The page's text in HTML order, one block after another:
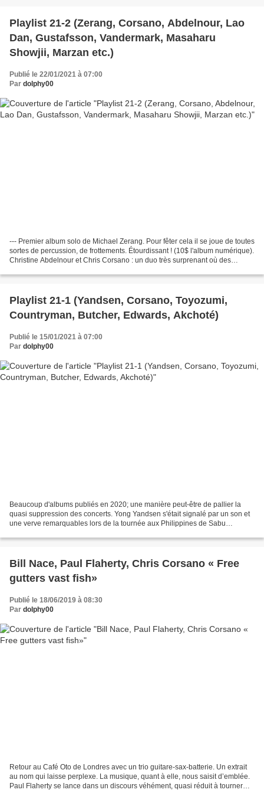
Playlist 21-2 (Zerang, Corsano, Abdelnour, Lao
Dan, Gustafsson, Vandermark, Masaharu
Showjii, Marzan etc.)
Publié le 22/01/2021 à 07:00
Par dolphy00
--- Premier album solo de Michael Zerang. Pour fêter cela il se joue de toutes
sortes de percussion, de frottements. Étourdissant ! (10$ l'album numérique).
Christine Abdelnour et Chris Corsano : un duo très surprenant où des
Playlist 21-1 (Yandsen, Corsano, Toyozumi,
Countryman, Butcher, Edwards, Akchoté)
Publié le 15/01/2021 à 07:00
Par dolphy00
Beaucoup d'albums publiés en 2020; une manière peut-être de pallier la
quasi suppression des concerts. Yong Yandsen s'était signalé par un son et
une verve remarquables lors de la tournée aux Philippines de Sabu
Bill Nace, Paul Flaherty, Chris Corsano « Free
gutters vast fish»
Publié le 18/06/2019 à 08:30
Par dolphy00
Retour au Café Oto de Londres avec un trio guitare-sax-batterie. Un extrait
au nom qui laisse perplexe. La musique, quant à elle, nous saisit d’emblée.
Paul Flaherty se lance dans un discours véhément, quasi réduit à tourner